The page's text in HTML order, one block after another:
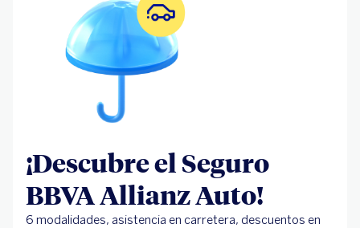
¡Descubre el Seguro
BBVA Allianz Auto!
6 modalidades, asistencia en carretera, descuentos en